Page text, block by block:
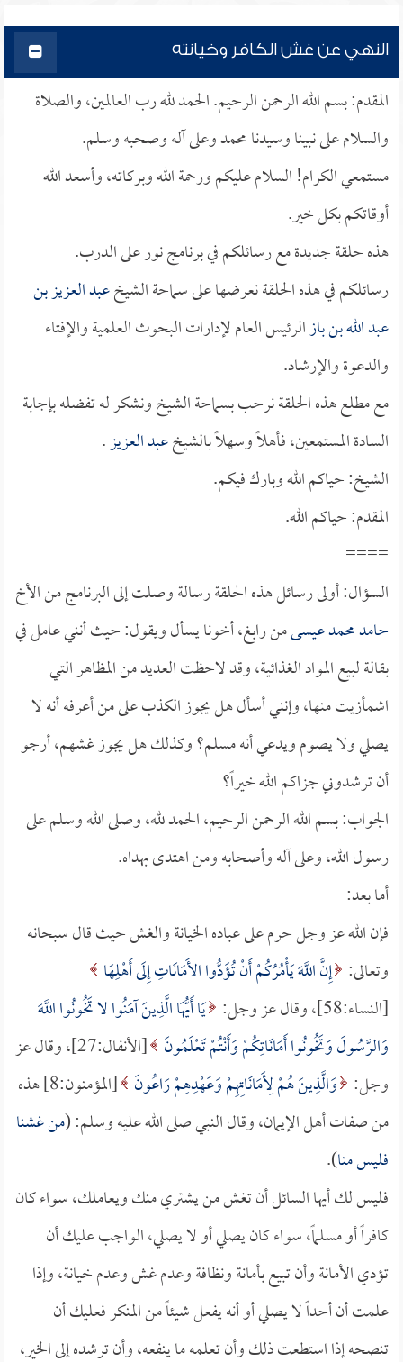
النهي عن غش الكافر وخيانته
المقدم: بسم الله الرحمن الرحيم. الحمد لله رب العالمين، والصلاة
والسلام على نبينا وسيدنا محمد وعلى آله وصحبه وسلم.
مستمعي الكرام! السلام عليكم ورحمة الله وبركاته، وأسعد الله
أوقاتكم بكل خير.
هذه حلقة جديدة مع رسائلكم في برنامج نور على الدرب.
رسائلكم في هذه الحلقة نعرضها على سماحة الشيخعبد العزيز بن
عبد الله بن بازالرئيس العام لإدارات البحوث العلمية والإفتاء
والدعوة والإرشاد.
مع مطلع هذه الحلقة نرحب بسماحة الشيخ ونشكر له تفضله بإجابة
السادة المستمعين، فأهلاً وسهلاً بالشيخعبد العزيز.
الشيخ: حياكم الله وبارك فيكم.
المقدم: حياكم الله.
====
السؤال: أولى رسائل هذه الحلقة رسالة وصلت إلى البرنامج من الأخ
حامد محمد عيسىمن رابغ، أخونا يسأل ويقول: حيث أنني عامل في
بقالة لبيع المواد الغذائية، وقد لاحظت العديد من المظاهر التي
اشمأزيت منها، وإنني أسأل هل يجوز الكذب على من أعرفه أنه لا
يصلي ولا يصوم ويدعي أنه مسلم؟ وكذلك هل يجوز غشهم، أرجو
أن ترشدوني جزاكم الله خيراً؟
الجواب: بسم الله الرحمن الرحيم، الحمد لله، وصلى الله وسلم على
رسول الله، وعلى آله وأصحابه ومن اهتدى بهداه.
أما بعد:
فإن الله عز وجل حرم على عباده الخيانة والغش حيث قال سبحانه
وتعالى: إِنَّ اللَّهَ يَأْمُرُكُمْ أَنْ تُؤَدُّوا الأَمَانَاتِ إِلَى أَهْلِهَا
[النساء:58]، وقال عز وجل:
يَا أَيُّهَا الَّذِينَ آمَنُوا لا تَخُونُوا اللَّهَ
وَالرَّسُولَ وَتَخُونُوا أَمَانَاتِكُمْ وَأَنْتُمْ تَعْلَمُونَ
[الأنفال:27]، وقال عز
وجل: وَالَّذِينَ هُمْ لِأَمَانَاتِهِمْ وَعَهْدِهِمْ رَاعُونَ
[المؤمنون:8] هذه
من صفات أهل الإيمان، وقال النبي صلى الله عليه وسلم: (من غشنا
فليس منا).
فليس لك أيها السائل أن تغش من يشتري منك ويعاملك، سواء كان
كافراً أو مسلماً، سواء كان يصلي أو لا يصلي، الواجب عليك أن
تؤدي الأمانة وأن تبيع بأمانة ونظافة وعدم غش وعدم خيانة، وإذا
علمت أن أحداً لا يصلي أو أنه يفعل شيئاً من المنكر فعليك أن
تنصحه إذا استطعت ذلك وأن تعلمه ما ينفعه، وأن ترشده إلى الخير،